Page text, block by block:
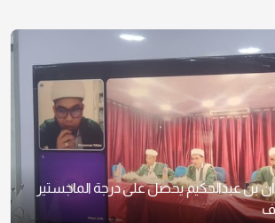
بن عبدالحكيم يحصل على درجة الماجستير